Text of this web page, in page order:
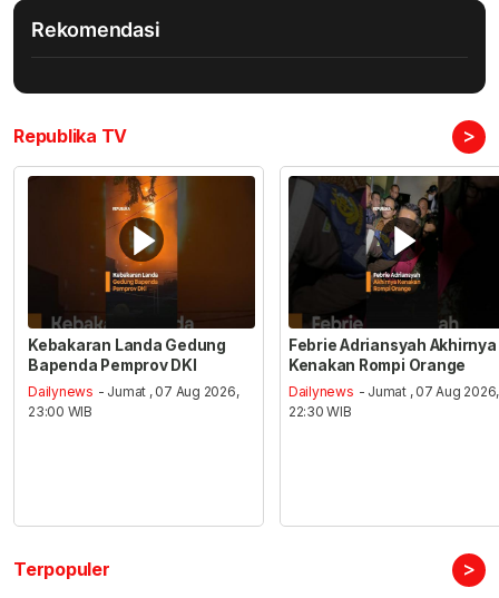
Rekomendasi
Republika TV >
Kebakaran Landa Gedung
Bapenda Pemprov DKI
Dailynews - Jumat , 07 Aug 2026,
23:00 WIB
Febrie Adriansyah Akhirnya
Kenakan Rompi Orange
Dailynews - Jumat , 07 Aug 2026,
22:30 WIB
Terpopuler >